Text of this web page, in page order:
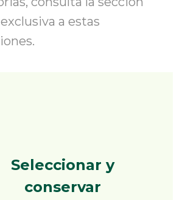
a estas
Seleccionar y
conservar